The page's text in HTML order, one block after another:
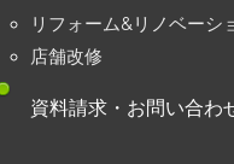
リフォーム&リノベーシ
店舗改修
資料請求・お問い合わ